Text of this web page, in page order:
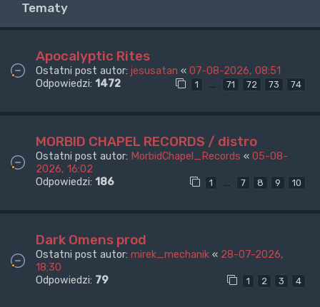
Tematy
Apocalyptic Rites
Ostatni post autor: jesusatan « 07-08-2026, 08:51
Odpowiedzi: 1472 1 … 71 72 73 74
MORBID CHAPEL RECORDS / distro
Ostatni post autor: MorbidChapel_Records « 05-08-
2026, 16:02
Odpowiedzi: 186 1 … 7 8 9 10
Dark Omens prod
Ostatni post autor: mirek_mechanik « 28-07-2026,
18:30
Odpowiedzi: 79 1 2 3 4